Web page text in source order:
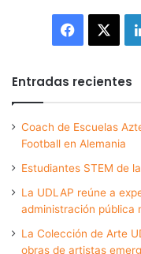
Facebook
Entradas recientes
Coach de Escuelas
Football en Alemania
Estudiantes STEM de
La UDLAP reúne a
administración pública
La Colección de Arte
obras de artistas